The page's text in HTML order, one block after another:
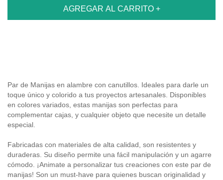
Par de Manijas en alambre con canutillos. Ideales para darle un
toque único y colorido a tus proyectos artesanales. Disponibles
en colores variados, estas manijas son perfectas para
complementar cajas, y cualquier objeto que necesite un detalle
especial.
Fabricadas con materiales de alta calidad, son resistentes y
duraderas. Su diseño permite una fácil manipulación y un agarre
cómodo. ¡Animate a personalizar tus creaciones con este par de
manijas! Son un must-have para quienes buscan originalidad y